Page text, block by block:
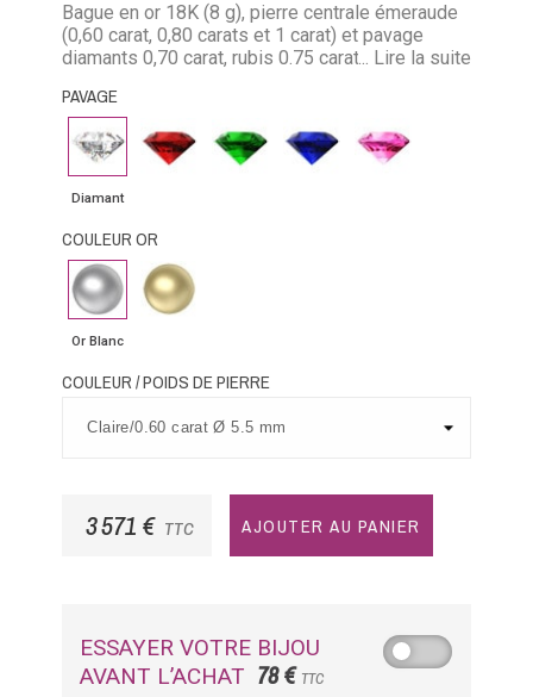
Bague en or 18K (8 g), pierre centrale émeraude
(0,60 carat, 0,80 carats et 1 carat) et pavage
diamants 0,70 carat, rubis 0.75 carat, émeraude
... Lire la suite
PAVAGE
Diamant
Diamant
Rubis Emeraude
Saphir
bleu
Saphir
rose
COULEUR OR
Or
Blanc
Or Blanc
Or
Jaune
COULEUR / POIDS DE PIERRE
3 571 € TTC AJOUTER AU PANIER
ESSAYER VOTRE BIJOU
AVANT L’ACHAT 78 € TTC